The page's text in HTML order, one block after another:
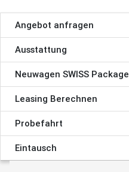
Angebot anfragen
Ausstattung
Neuwagen SWISS Package
Leasing Berechnen
Probefahrt
Eintausch